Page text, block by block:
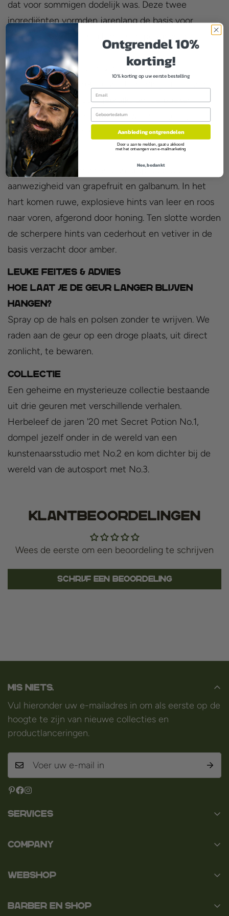
dat voor sommigen dodelijk was. Deze twee
ingrediënten vormden jarenlang de basis voor
talrijke afkooksels en filters, therapeutisch of
anderszins.
De olfactorische noten van de geur zijn
bedwelmend, waarbij de zoete honing en lederen
accenten, die werden gebruikt om de boeken
waarin deze donkere wijsheid was vastgelegd te
binden, samenkomen.
GEUR
De geur opent verrassend en diep door de
aanwezigheid van grapefruit en galbanum. In het
hart komen ruwe, explosieve hints van leer en roos
naar voren, afgerond door honing. Ten slotte worden
de scherpere hints van cederhout en vetiver in de
basis verzacht door amber.
LEUKE FEITJES & ADVIES
Hoe laat je de geur langer blijven
hangen?
Spray op de hals en polsen zonder te wrijven. We
raden aan de geur op een droge plaats, uit direct
zonlicht, te bewaren.
COLLECTIE
Een geheime en mysterieuze collectie bestaande
uit drie geuren met verschillende verhalen.
Herbeleef de jaren '20 met Secret Potion No.1,
dompel jezelf onder in de wereld van een
kunstenaarsstudio met No.2 en kom dichter bij de
wereld van de autosport met No.3.
Klantbeoordelingen
Wees de eerste om een beoordeling te schrijven
Schrijf een beoordeling
Mis niets.
Vul hieronder uw e-mailadres in om als eerste op de
hoogte te zijn van nieuwe collecties en
productlanceringen.
Services
Over ons
Disclaimer
Company
Baal 36
België
WEBSHOP
Scheren
Barber en Shop
Ontgrendel 10%
korting!
10% korting op uw eerste bestelling
Email
Birthday
Aanbieding ontgrendelen
Door u aan te melden, gaat u akkoord
met het ontvangen van e-mailmarketing
Nee, bedankt